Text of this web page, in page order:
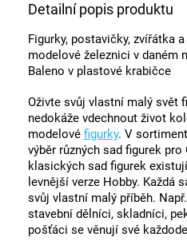
Detailní popis produktu
Figurky, postavičky, zvířátka
modelové železnici v daném
Baleno v plastové krabičce
Oživte svůj vlastní malý svět
nedokáže vdechnout život
modelové figurky. V
výběr různých sad figurek pro
klasických sad figurek
levnější verze Hobby. Každá
svůj vlastní malý příběh.
stavební dělníci, skladníci,
pošťáci se věnují své